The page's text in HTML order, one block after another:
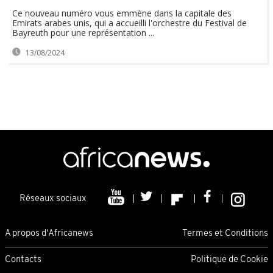
Ce nouveau numéro vous emmène dans la capitale des
Emirats arabes unis, qui a accueilli l'orchestre du Festival de
Bayreuth pour une représentation ...
13/08/2024
Réseaux sociaux
A propos d'Africanews Termes et Conditions
Contacts Politique de Cookie